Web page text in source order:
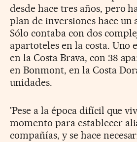
desde hace tres años, pero
plan de inversiones hace un
Sólo contaba con dos
apartoteles en la costa. Uno
en la Costa Brava, con 38
en Bonmont, en la Costa
unidades.
'Pese a la época difícil que
momento para establecer
compañías, y se hace